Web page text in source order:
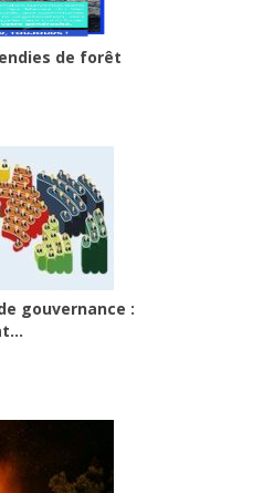
de forêt
gouvernance :